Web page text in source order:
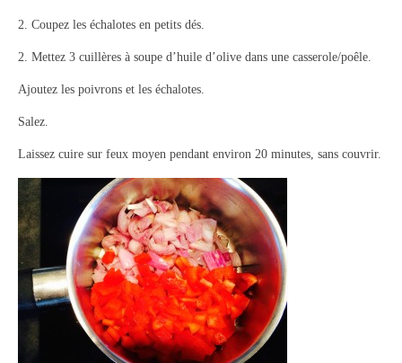
Divers desserts
Sauces
Boissons
A propos
Accueil
2. Coupez les échalotes en petits dés.
2. Mettez 3 cuillères à soupe d’huile d’olive dans une casserole/poêle.
Ajoutez les poivrons et les échalotes.
Salez.
Laissez cuire sur feux moyen pendant environ 20 minutes, sans couvrir.